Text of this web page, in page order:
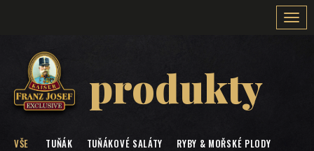
produkty
VŠE TUŇÁK TUŇÁKOVÉ SALÁTY
RYBY & MOŘSKÉ PLODY